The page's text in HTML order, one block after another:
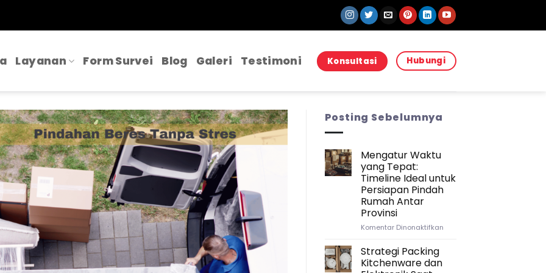
Layanan Form Survei Blog Galeri Testimoni Konsultasi Hubungi
Posting Sebelumnya
Mengatur Waktu
yang Tepat:
Timeline Ideal untuk
Persiapan Pindah
Rumah Antar
Provinsi
Komentar Dinonaktifkanpada
Strategi Packing
Kitchenware dan